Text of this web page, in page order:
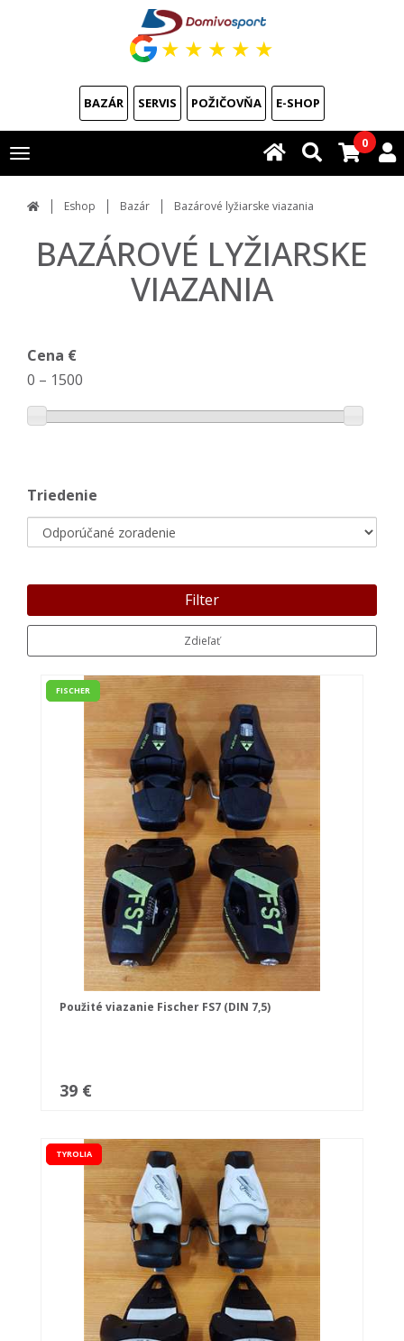
★ ★ ★ ★ ★
BAZÁR SERVIS POŽIČOVŇA E-SHOP
Toggle
navigation
0
Eshop Bazár Bazárové lyžiarske viazania
BAZÁROVÉ LYŽIARSKE
VIAZANIA
Cena €
0 – 1500
Triedenie
Filter
Zdieľať
FISCHER
Použité viazanie Fischer FS7 (DIN 7,5)
39 €
TYROLIA